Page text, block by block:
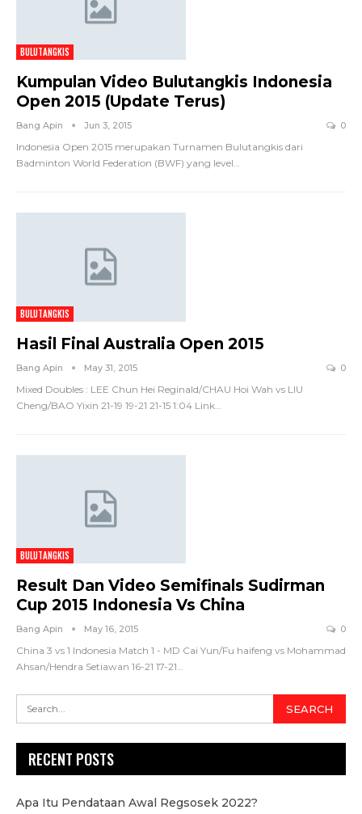
BULUTANGKIS
Kumpulan Video Bulutangkis Indonesia
Open 2015 (Update Terus)
Bang Apin Jun 3, 2015 0
Indonesia Open 2015 merupakan Turnamen Bulutangkis dari
Badminton World Federation (BWF) yang level…
BULUTANGKIS
Hasil Final Australia Open 2015
Bang Apin May 31, 2015 0
Mixed Doubles : LEE Chun Hei Reginald/CHAU Hoi Wah vs LIU
Cheng/BAO Yixin 21-19 19-21 21-15 1:04 Link
BULUTANGKIS
Result Dan Video Semifinals Sudirman
Cup 2015 Indonesia Vs China
Bang Apin May 16, 2015 0
China 3 vs 1 Indonesia Match 1 - MD Cai Yun/Fu haifeng vs Mohammad
Ahsan/Hendra Setiawan 16-21 17-21…
RECENT POSTS
Apa Itu Pendataan Awal Regsosek 2022?